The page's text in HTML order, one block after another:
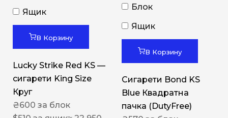
Ящик
В Корзину
Lucky Strike Red KS —
сигарети King Size
Круг
₴600 за блок
Блок
Ящик
В Корзину
Сигарети Bond KS
Blue Квадратна
пачка (DutyFree)